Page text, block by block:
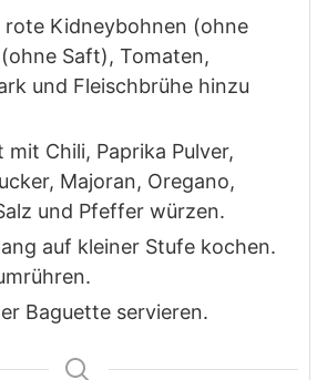
rote Kidneybohnen (ohne
Saft), Tomaten,
und Fleischbrühe hinzu
mit Chili, Paprika Pulver,
Majoran, Oregano,
und Pfeffer würzen.
auf kleiner Stufe kochen.
Baguette servieren.